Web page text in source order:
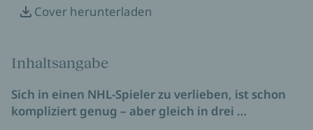
Cover herunterladen
Inhaltsangabe
Sich in einen NHL-Spieler zu verlieben, ist schon
kompliziert genug – aber gleich in drei …